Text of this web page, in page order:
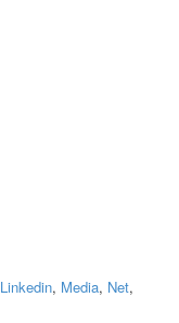
Linkedin, Media, Net,